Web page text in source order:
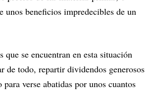
unos beneficios impredecibles de un
que se encuentran en esta situación
de todo, repartir dividendos generosos
para verse abatidas por unos cuantos